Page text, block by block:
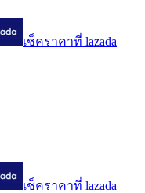
เช็คราคาที่ lazada
เช็คราคาที่ lazada